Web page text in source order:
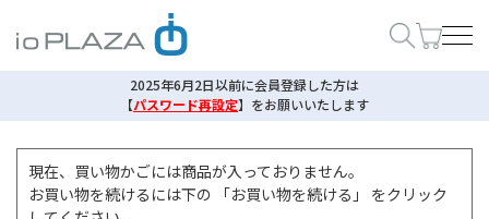
2025年6月2日以前に会員登録した方は
【パスワード再設定】 をお願いいたします
現在、買い物かごには商品が入っておりません。
お買い物を続けるには下の 「お買い物を続ける」 をクリック